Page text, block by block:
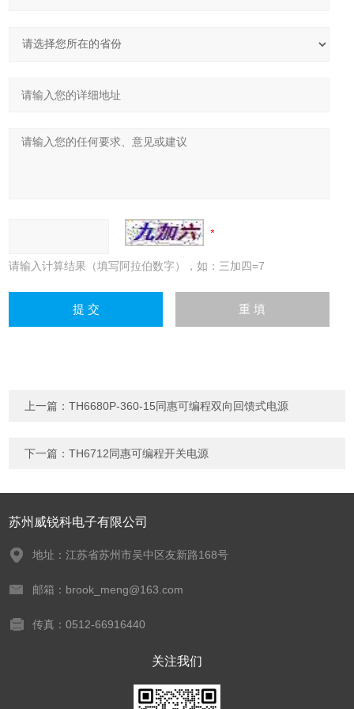
请输入计算结果（填写阿拉伯数字），如：三加四=7
上一篇：TH6680P-360-15同惠可编程双向回馈式电源
下一篇：TH6712同惠可编程开关电源
苏州威锐科电子有限公司
地址：江苏省苏州市吴中区友新路168号
邮箱：brook_meng@163.com
传真：0512-66916440
关注我们